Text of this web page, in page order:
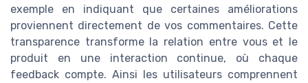
exemple en indiquant que certaines améliorations
proviennent directement de vos commentaires. Cette
transparence transforme la relation entre vous et le
produit en une interaction continue, où chaque
feedback compte. Ainsi les utilisateurs comprennent